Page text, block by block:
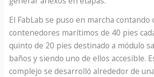
El FabLab se puso en marcha contando
contenedores marítimos de 40 pies
quinto de 20 pies destinado a módulo
baños y siendo uno de ellos accesible.
complejo se desarrolló alrededor de